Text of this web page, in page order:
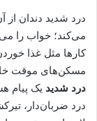
درد شدید دندان
می‌کند؛ خواب را
کارها مثل غذا
مسکن‌های موقت
درد شدید یک پیام
درد ضربان‌دار،